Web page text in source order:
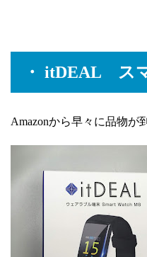
・ itDEAL ス
Amazonから早々に品物が